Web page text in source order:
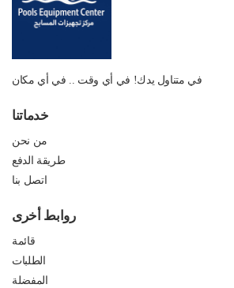
في متناول يدك! في أي وقت .. في أي مكان
خدماتنا
من نحن
طريقة الدفع
اتصل بنا
روابط أخرى
قائمة
الطلبات
المفضلة